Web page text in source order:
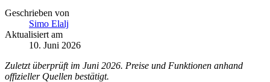
Geschrieben von
Simo Elalj
Aktualisiert am
10. Juni 2026
Zuletzt überprüft im Juni 2026. Preise und Funktionen anhand
offizieller Quellen bestätigt.